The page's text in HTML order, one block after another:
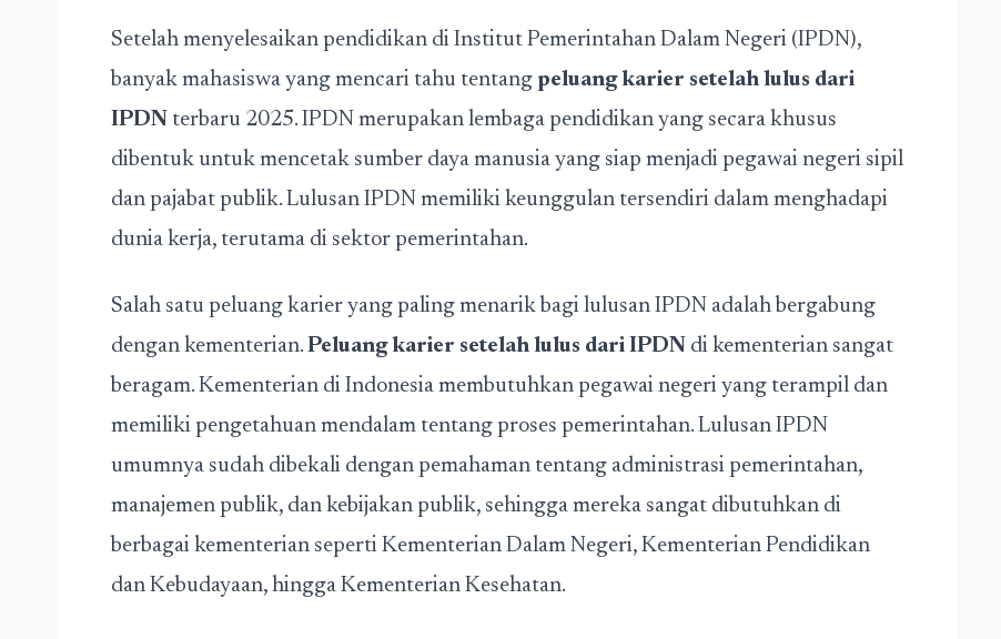
Setelah menyelesaikan pendidikan di Institut Pemerintahan Dalam Negeri (IPDN),
banyak mahasiswa yang mencari tahu tentang peluang karier setelah lulus dari
IPDN terbaru 2025. IPDN merupakan lembaga pendidikan yang secara khusus
dibentuk untuk mencetak sumber daya manusia yang siap menjadi pegawai negeri sipil
dan pajabat publik. Lulusan IPDN memiliki keunggulan tersendiri dalam menghadapi
dunia kerja, terutama di sektor pemerintahan.
Salah satu peluang karier yang paling menarik bagi lulusan IPDN adalah bergabung
dengan kementerian. Peluang karier setelah lulus dari IPDN di kementerian sangat
beragam. Kementerian di Indonesia membutuhkan pegawai negeri yang terampil dan
memiliki pengetahuan mendalam tentang proses pemerintahan. Lulusan IPDN
umumnya sudah dibekali dengan pemahaman tentang administrasi pemerintahan,
manajemen publik, dan kebijakan publik, sehingga mereka sangat dibutuhkan di
berbagai kementerian seperti Kementerian Dalam Negeri, Kementerian Pendidikan
dan Kebudayaan, hingga Kementerian Kesehatan.